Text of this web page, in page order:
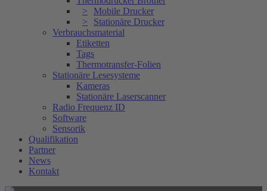
Mobile Drucker
Stationäre Drucker
Verbrauchsmaterial
Etiketten
Tags
Thermotransfer-Folien
Stationäre Lesesysteme
Kameras
Stationäre Laserscanner
Radio Frequenz ID
Software
Sensorik
Qualifikation
Partner
News
Kontakt